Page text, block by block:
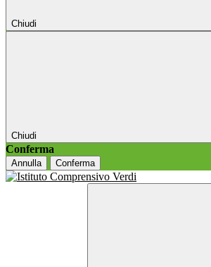
Chiudi
Chiudi
Conferma
Annulla Conferma